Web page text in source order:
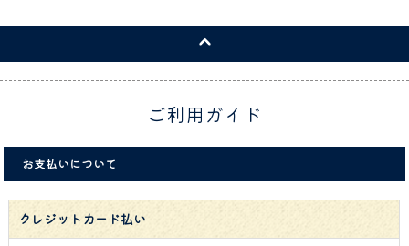
ご利用ガイド
お支払いについて
クレジットカード払い